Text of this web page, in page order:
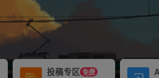
投稿专区 免费